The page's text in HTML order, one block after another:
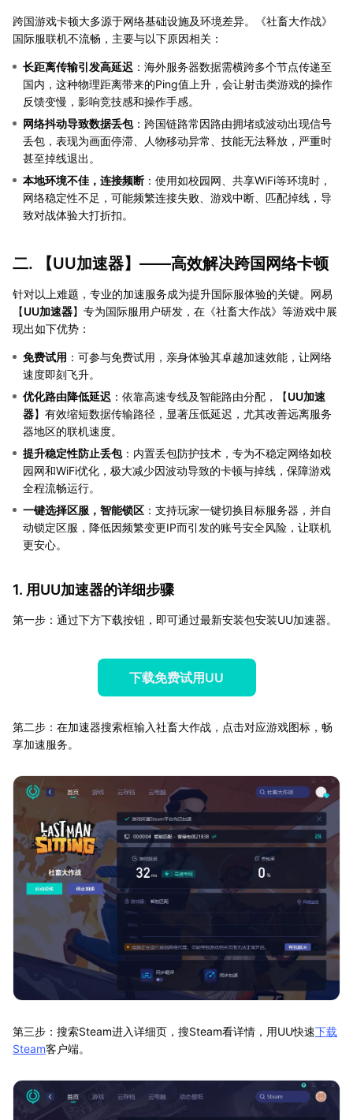
跨国游戏卡顿大多源于网络基础设施及环境差异。《社畜大作战》
国际服联机不流畅，主要与以下原因相关：
长距离传输引发高延迟 ：海外服务器数据需横跨多个节点传递至
国内，这种物理距离带来的Ping值上升，会让射击类游戏的操作
反馈变慢，影响竞技感和操作手感。
网络抖动导致数据丢包：跨国链路常因路由拥堵或波动出现信号
丢包，表现为画面停滞、人物移动异常、技能无法释放，严重时
甚至掉线退出。
本地环境不佳，连接频断 ：使用如校园网、共享WiFi等环境时，
网络稳定性不足，可能频繁连接失败、游戏中断、匹配掉线，导
致对战体验大打折扣。
二. 【UU加速器】——高效解决跨国网络卡顿
针对以上难题，专业的加速服务成为提升国际服体验的关键。网易
【UU加速器】专为国际服用户研发，在《社畜大作战》等游戏中展
现出如下优势：
免费试用 ：可参与免费试用，亲身体验其卓越加速效能，让网络
速度即刻飞升。
优化路由降低延迟 ：依靠高速专线及智能路由分配，【UU加速
器】有效缩短数据传输路径，显著压低延迟，尤其改善远离服务
器地区的联机速度。
提升稳定性防止丢包：内置丢包防护技术，专为不稳定网络如校
园网和WiFi优化，极大减少因波动导致的卡顿与掉线，保障游戏
全程流畅运行。
一键选择区服，智能锁区 ：支持玩家一键切换目标服务器，并自
动锁定区服，降低因频繁变更IP而引发的账号安全风险，让联机
更安心。
1. 用UU加速器的详细步骤
第一步：通过下方下载按钮，即可通过最新安装包安装UU加速器。
下载免费试用UU
第二步：在加速器搜索框输入社畜大作战，点击对应游戏图标，畅
享加速服务。
第三步：搜索Steam进入详细页，搜Steam看详情，用UU快速下载
Steam客户端。